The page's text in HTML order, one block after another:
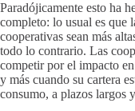
Paradójicamente esto ha
completo: lo usual es que
cooperativas sean más
todo lo contrario. Las
competir por el impacto
y más cuando su cartera
consumo, a plazos largos